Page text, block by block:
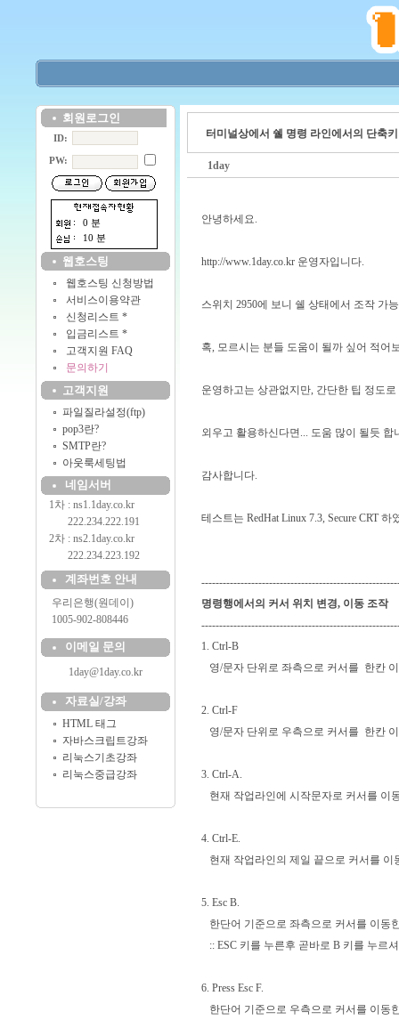
회원로그인
ID:
PW:
0 분
10 분
웹호스팅
웹호스팅 신청방법
서비스이용약관
신청리스트 *
입금리스트 *
고객지원 FAQ
문의하기
고객지원
파일질라설정(ftp)
pop3란?
SMTP란?
아웃룩세팅법
네임서버
1차 : ns1.1day.co.kr
222.234.222.191
2차 : ns2.1day.co.kr
222.234.223.192
계좌번호 안내
우리은행(원데이)
1005-902-808446
이메일 문의
1day@1day.co.kr
자료실/강좌
HTML 태그
자바스크립트강좌
리눅스기초강좌
리눅스중급강좌
터미널상에서 쉘 명령 라인에서의 단축
1day
안녕하세요.
http://www.1day.co.kr운영자입니다.
스위치 2950에 보니 쉘 상태에서 조작 가
혹, 모르시는 분들 도움이 될까 싶어 적어
운영하고는 상관없지만, 간단한 팁 정도
외우고 활용하신다면... 도움 많이 될듯 합
감사합니다.
테스트는 RedHat Linux 7.3, Secure CRT 하
명령행에서의 커서 위치 변경, 이동 조작
1. Ctrl-B
영/문자 단위로 좌측으로 커서를 한칸
2. Ctrl-F
영/문자 단위로 우측으로 커서를 한칸
3. Ctrl-A.
현재 작업라인에 시작문자로 커서를 이
4. Ctrl-E.
현재 작업라인의 제일 끝으로 커서를 이
5. Esc B.
한단어 기준으로 좌측으로 커서를 이동
:: ESC 키를 누른후 곧바로 B 키를 누르
6. Press Esc F.
한단어 기준으로 우측으로 커서를 이동